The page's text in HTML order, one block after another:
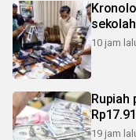
10 jam
Rupiah
19 jam